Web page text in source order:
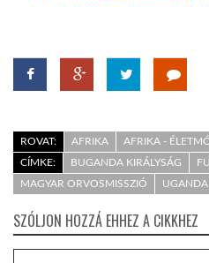
ROVAT: AFRIKA AFRIKA -
CÍMKE:
BUGANDA KIRÁLYSÁG
MAGYAR ORVOSMISSZIÓ
UGANDA
SZÓLJON HOZZÁ EHHEZ A CIKKHEZ